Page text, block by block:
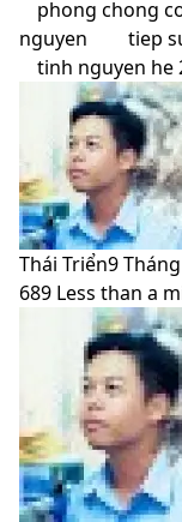
phong chong
nguyen
tiep
tinh nguyen he
Thái Triển9
689 Less than a
Facebook
LinkedIn
Pinterest
Messenger
Messenger
WhatsApp
Telegram
Facebook
LinkedIn
Pinterest
Messenger
Messenger
WhatsApp
Telegram